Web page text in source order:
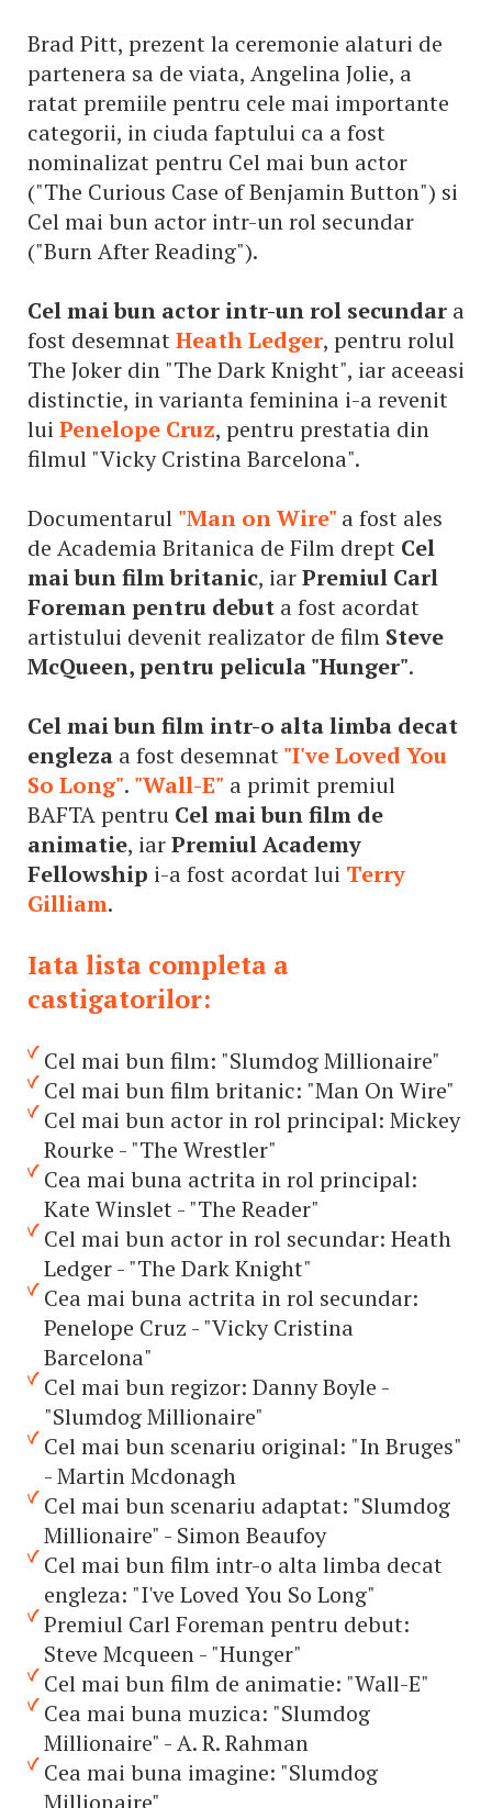
Brad Pitt, prezent la ceremonie alaturi de
partenera sa de viata, Angelina Jolie, a
ratat premiile pentru cele mai importante
categorii, in ciuda faptului ca a fost
nominalizat pentru Cel mai bun actor
("The Curious Case of Benjamin Button") si
Cel mai bun actor intr-un rol secundar
("Burn After Reading").
Cel mai bun actor intr-un rol secundar a
fost desemnatHeath Ledger, pentru rolul
The Joker din "The Dark Knight", iar aceeasi
distinctie, in varianta feminina i-a revenit
lui Penelope Cruz, pentru prestatia din
filmul "Vicky Cristina Barcelona".
Documentarul "Man on Wire" a fost ales
de Academia Britanica de Film drept Cel
mai bun film britanic, iarPremiul Carl
Foreman pentru debut a fost acordat
artistului devenit realizator de film Steve
McQueen, pentru pelicula "Hunger".
Cel mai bun film intr-o alta limba decat
engleza a fost desemnat"I've Loved You
So Long". "Wall-E" a primit premiul
BAFTA pentru Cel mai bun film de
animatie, iarPremiul Academy
Fellowship i-a fost acordat lui Terry
Gilliam.
Iata lista completa a
castigatorilor:
Cel mai bun film: "Slumdog Millionaire"
Cel mai bun film britanic: "Man On Wire"
Cel mai bun actor in rol principal: Mickey
Rourke - "The Wrestler"
Cea mai buna actrita in rol principal:
Kate Winslet - "The Reader"
Cel mai bun actor in rol secundar: Heath
Ledger - "The Dark Knight"
Cea mai buna actrita in rol secundar:
Penelope Cruz - "Vicky Cristina
Barcelona"
Cel mai bun regizor: Danny Boyle -
"Slumdog Millionaire"
Cel mai bun scenariu original: "In Bruges"
- Martin Mcdonagh
Cel mai bun scenariu adaptat: "Slumdog
Millionaire" - Simon Beaufoy
Cel mai bun film intr-o alta limba decat
engleza: "I've Loved You So Long"
Premiul Carl Foreman pentru debut:
Steve Mcqueen - "Hunger"
Cel mai bun film de animatie: "Wall-E"
Cea mai buna muzica: "Slumdog
Millionaire" - A. R. Rahman
Cea mai buna imagine: "Slumdog
Millionaire"